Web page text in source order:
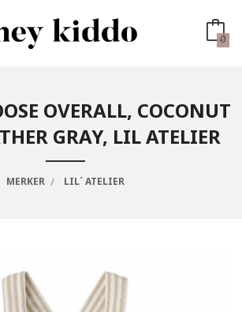
0
OVERALL, COCONUT
GRAY, LIL ATELIER
MERKER LIL´ ATELIER